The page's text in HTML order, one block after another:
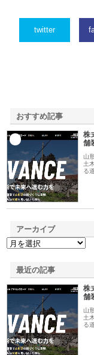
twitter
おすすめ記事
株
舗
山
土
る
アーカイブ
最近の記事
株
舗
山
土
る